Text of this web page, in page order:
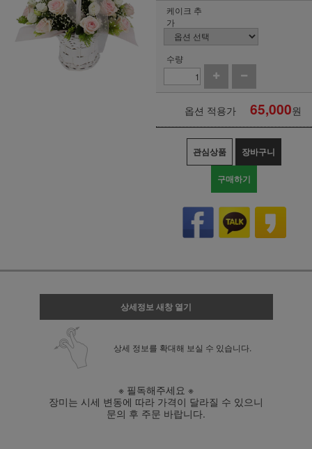
케이크 추
가
수량
옵션 적용가 65,000원
관심상품 장바구니
구매하기
상세정보 새창 열기
상세 정보를 확대해 보실 수 있습니다.
※ 필독해주세요 ※
장미는 시세 변동에 따라 가격이 달라질 수 있으니
문의 후 주문 바랍니다.